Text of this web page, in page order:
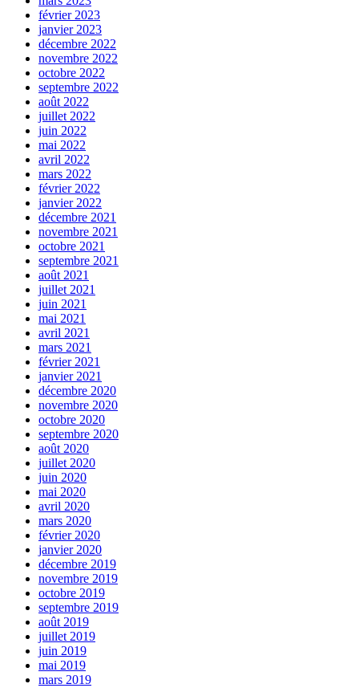
février 2023
janvier 2023
décembre 2022
novembre 2022
octobre 2022
septembre 2022
août 2022
juillet 2022
juin 2022
mai 2022
avril 2022
mars 2022
février 2022
janvier 2022
décembre 2021
novembre 2021
octobre 2021
septembre 2021
août 2021
juillet 2021
juin 2021
mai 2021
avril 2021
mars 2021
février 2021
janvier 2021
décembre 2020
novembre 2020
octobre 2020
septembre 2020
août 2020
juillet 2020
juin 2020
mai 2020
avril 2020
mars 2020
février 2020
janvier 2020
décembre 2019
novembre 2019
octobre 2019
septembre 2019
août 2019
juillet 2019
juin 2019
mai 2019
mars 2019